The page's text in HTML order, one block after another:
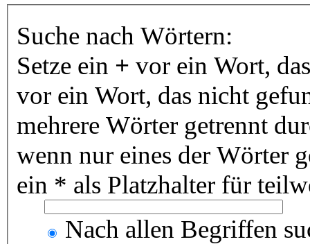
Suche nach Wörtern:
Setze ein + vor ein Wort,
vor ein Wort, das nicht
mehrere Wörter getrennt
wenn nur eines der Wörter
ein * als Platzhalter für
Nach allen Begriffen